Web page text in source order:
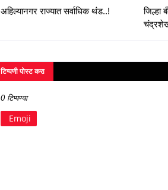
अहिल्यानगर राज्यात सर्वाधिक थंड..!
जिल्हा
टिप्पणी पोस्ट करा
0 टिप्पण्या
Emoji